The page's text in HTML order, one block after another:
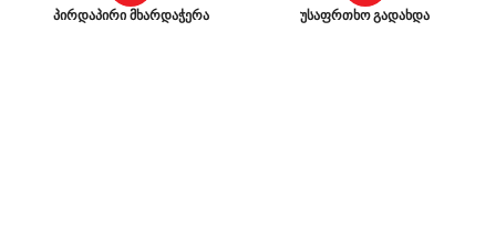
პირდაპირი მხარდაჭერა უსაფრთხო გადახდა